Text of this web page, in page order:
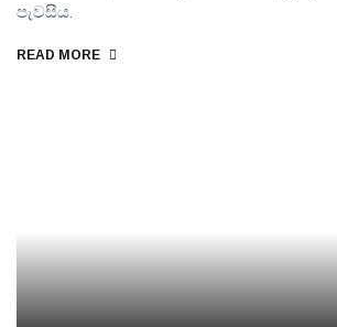
පැවසීය.
READ MORE